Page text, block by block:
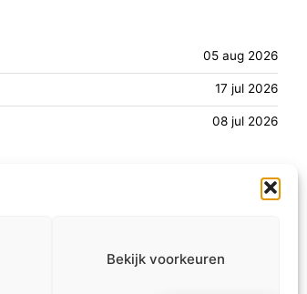
Bekijk voorkeuren
05 aug 2026
17 jul 2026
08 jul 2026